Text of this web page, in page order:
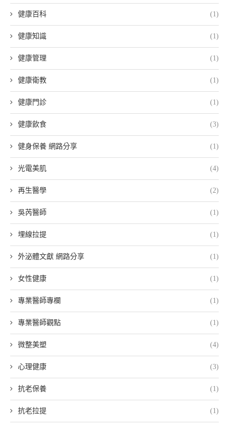
健康百科 (1)
健康知識 (1)
健康管理 (1)
健康衛教 (1)
健康門診 (1)
健康飲食 (3)
健身保養 網路分享 (1)
光電美肌 (4)
再生醫學 (2)
吳芮醫師 (1)
埋線拉提 (1)
外泌體文獻 網路分享 (1)
女性健康 (1)
專業醫師專欄 (1)
專業醫師觀點 (1)
微整美塑 (4)
心理健康 (3)
抗老保養 (1)
抗老拉提 (1)